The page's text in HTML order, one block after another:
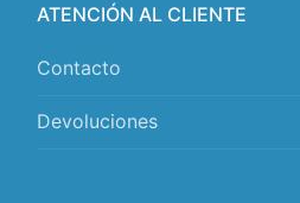
ATENCIÓN AL CLIENTE
Contacto
Devoluciones